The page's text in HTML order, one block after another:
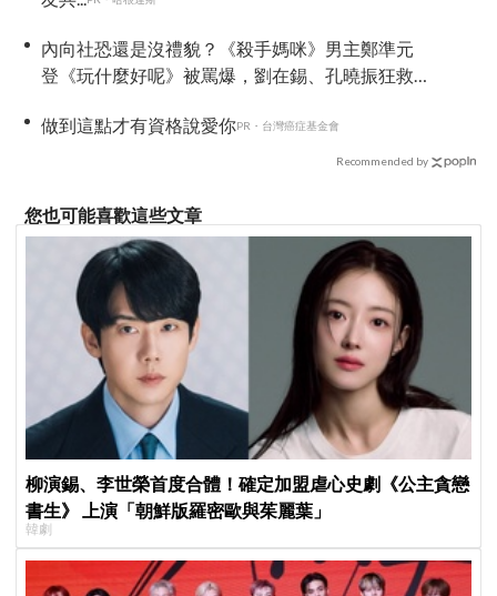
內向社恐還是沒禮貌？《殺手媽咪》男主鄭準元
登《玩什麼好呢》被罵爆，劉在錫、孔曉振狂救
做到這點才有資格說愛你PR・台灣癌症基金會
Recommended by
您也可能喜歡這些文章
柳演錫、李世榮首度合體！確定加盟虐心史劇《公主貪戀
書生》 上演「朝鮮版羅密歐與茱麗葉」
韓劇